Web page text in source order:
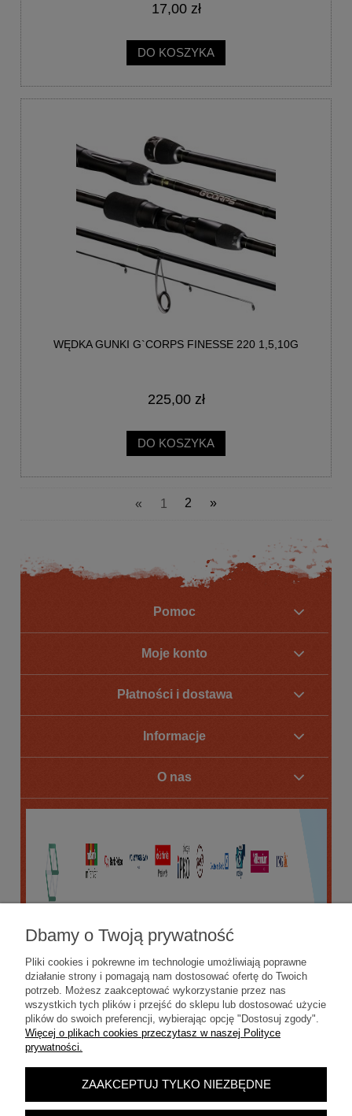
17,00 zł
DO KOSZYKA
WĘDKA GUNKI G`CORPS FINESSE 220 1,5,10G
225,00 zł
DO KOSZYKA
« 1 2 »
Pomoc
Moje konto
Płatności i dostawa
Informacje
O nas
POKAŻ PEŁNĄ WERSJĘ STRONY
Sklep internetowy Shoper.pl
Dbamy o Twoją prywatność
Pliki cookies i pokrewne im technologie umożliwiają poprawne
działanie strony i pomagają nam dostosować ofertę do Twoich
potrzeb. Możesz zaakceptować wykorzystanie przez nas
wszystkich tych plików i przejść do sklepu lub dostosować użycie
plików do swoich preferencji, wybierając opcję "Dostosuj zgody".
Więcej o plikach cookies przeczytasz w naszej Polityce
prywatności.
ZAAKCEPTUJ TYLKO NIEZBĘDNE